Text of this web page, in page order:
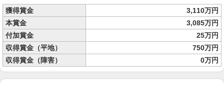
獲得賞金
3,110万円
本賞金
3,085万円
付加賞金
25万円
収得賞金（平地）
750万円
収得賞金（障害）
0万円